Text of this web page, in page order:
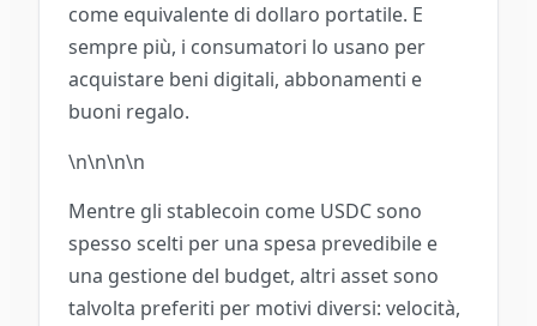
come equivalente di dollaro portatile. E
sempre più, i consumatori lo usano per
acquistare beni digitali, abbonamenti e
buoni regalo.
\n\n\n\n
Mentre gli stablecoin come USDC sono
spesso scelti per una spesa prevedibile e
una gestione del budget, altri asset sono
talvolta preferiti per motivi diversi: velocità,